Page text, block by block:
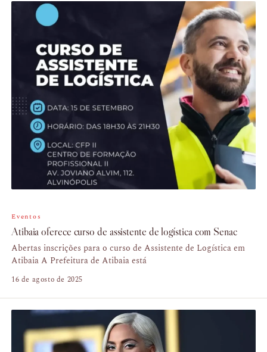
Eventos
Atibaia oferece curso de assistente de logística com Senac
Abertas inscrições para o curso de Assistente de Logística em
Atibaia A Prefeitura de Atibaia está
16 de agosto de 2025